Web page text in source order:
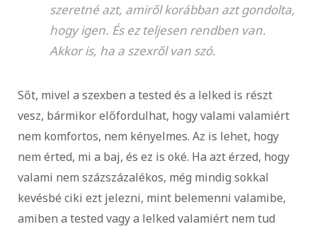
szeretné azt, amiről korábban azt gondolta,
hogy igen. És ez teljesen rendben van.
Akkor is, ha a szexről van szó.
Sőt, mivel a szexben a tested és a lelked is részt
vesz, bármikor előfordulhat, hogy valami valamiért
nem komfortos, nem kényelmes. Az is lehet, hogy
nem érted, mi a baj, és ez is oké. Ha azt érzed, hogy
valami nem százszázalékos, még mindig sokkal
kevésbé ciki ezt jelezni, mint belemenni valamibe,
amiben a tested vagy a lelked valamiért nem tud